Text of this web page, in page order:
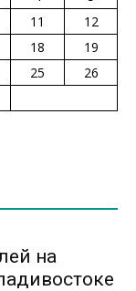
11
12
18
19
25
26
на